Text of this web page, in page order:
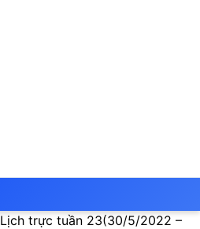
Lịch trực tuần 23(30/5/2022 –